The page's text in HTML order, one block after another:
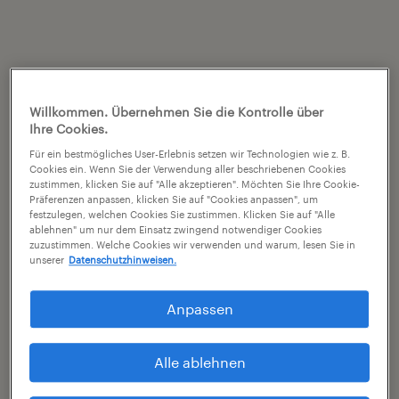
Willkommen. Übernehmen Sie die Kontrolle über
Ihre Cookies.
Für ein bestmögliches User-Erlebnis setzen wir Technologien wie z. B.
Cookies ein. Wenn Sie der Verwendung aller beschriebenen Cookies
zustimmen, klicken Sie auf "Alle akzeptieren". Möchten Sie Ihre Cookie-
Präferenzen anpassen, klicken Sie auf "Cookies anpassen", um
festzulegen, welchen Cookies Sie zustimmen. Klicken Sie auf "Alle
ablehnen" um nur dem Einsatz zwingend notwendiger Cookies
zuzustimmen. Welche Cookies wir verwenden und warum, lesen Sie in
unserer Datenschutzhinweisen.
Anpassen
Alle ablehnen